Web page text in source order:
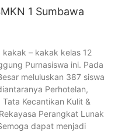
1 Sumbawa
kakak – kakak kelas 12
Purnasiswa ini. Pada
meluluskan 387 siswa
Perhotelan,
Kecantikan Kulit &
Perangkat Lunak
dapat menjadi